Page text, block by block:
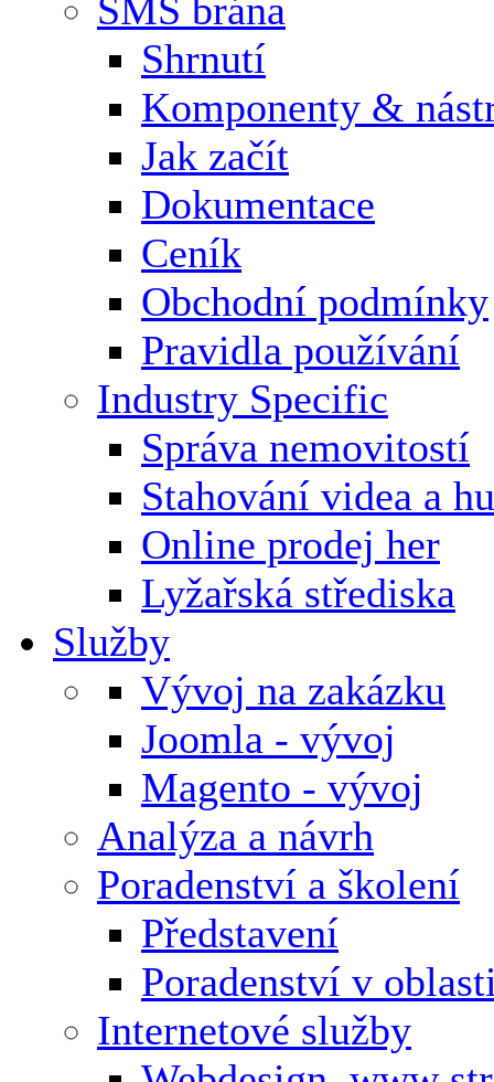
SMS brána
Shrnutí
Komponenty &
Jak začít
Dokumentace
Ceník
Obchodní podmínky
Pravidla používání
Industry Specific
Správa nemovitostí
Stahování videa a
Online prodej her
Lyžařská střediska
Služby
Vývoj na zakázku
Joomla - vývoj
Magento - vývoj
Analýza a návrh
Poradenství a školení
Představení
Poradenství v
Internetové služby